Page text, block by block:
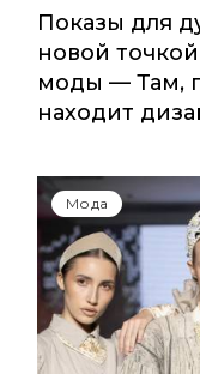
Показы для
новой
моды — Там,
находит
Мода